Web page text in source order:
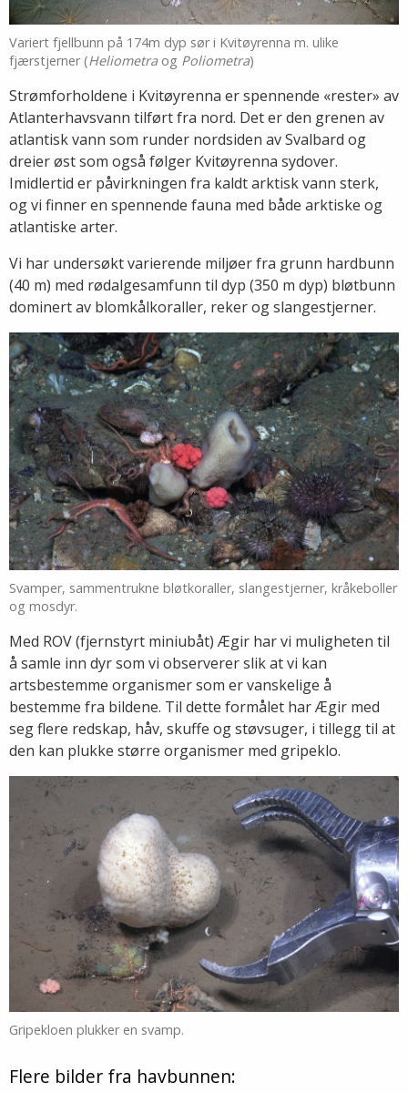
Variert fjellbunn på 174m dyp sør i Kvitøyrenna m. ulike
fjærstjerner (Heliometra og Poliometra)
Strømforholdene i Kvitøyrenna er spennende «rester» av
Atlanterhavsvann tilført fra nord. Det er den grenen av
atlantisk vann som runder nordsiden av Svalbard og
dreier øst som også følger Kvitøyrenna sydover.
Imidlertid er påvirkningen fra kaldt arktisk vann sterk,
og vi finner en spennende fauna med både arktiske og
atlantiske arter.
Vi har undersøkt varierende miljøer fra grunn hardbunn
(40 m) med rødalgesamfunn til dyp (350 m dyp) bløtbunn
dominert av blomkålkoraller, reker og slangestjerner.
Svamper, sammentrukne bløtkoraller, slangestjerner, kråkeboller
og mosdyr.
Med ROV (fjernstyrt miniubåt) Ægir har vi muligheten til
å samle inn dyr som vi observerer slik at vi kan
artsbestemme organismer som er vanskelige å
bestemme fra bildene. Til dette formålet har Ægir med
seg flere redskap, håv, skuffe og støvsuger, i tillegg til at
den kan plukke større organismer med gripeklo.
Gripekloen plukker en svamp.
Flere bilder fra havbunnen: